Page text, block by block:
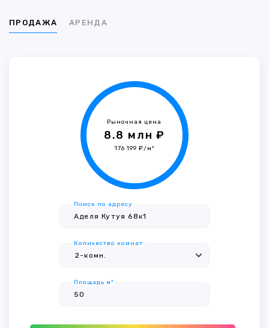
ПРОДАЖА АРЕНДА
Рыночная цена
8.8 млн ₽
176 199 ₽/м²
Поиск по адресу
Количество комнат
Площадь м²